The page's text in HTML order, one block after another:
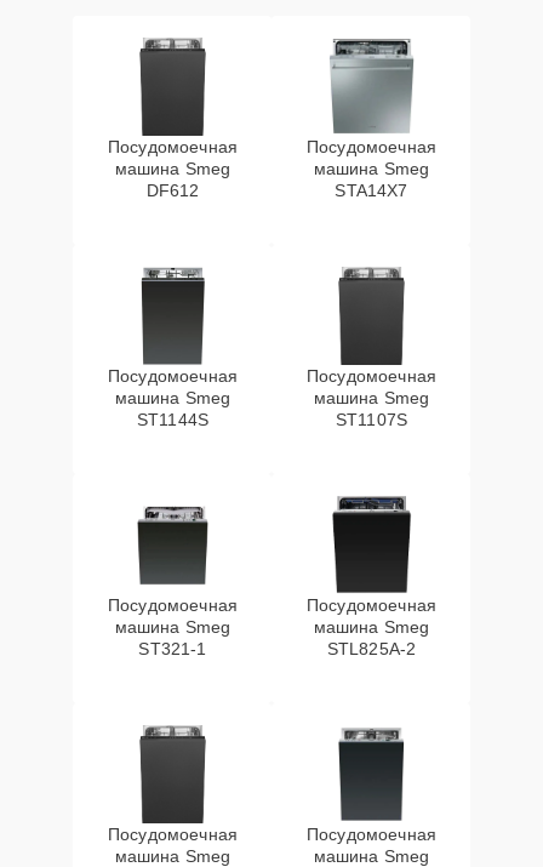
Посудомоечная
машина Smeg
DF612
Посудомоечная
машина Smeg
STA14X7
Посудомоечная
машина Smeg
ST1144S
Посудомоечная
машина Smeg
ST1107S
Посудомоечная
машина Smeg
ST321-1
Посудомоечная
машина Smeg
STL825A-2
Посудомоечная
машина Smeg
Посудомоечная
машина Smeg